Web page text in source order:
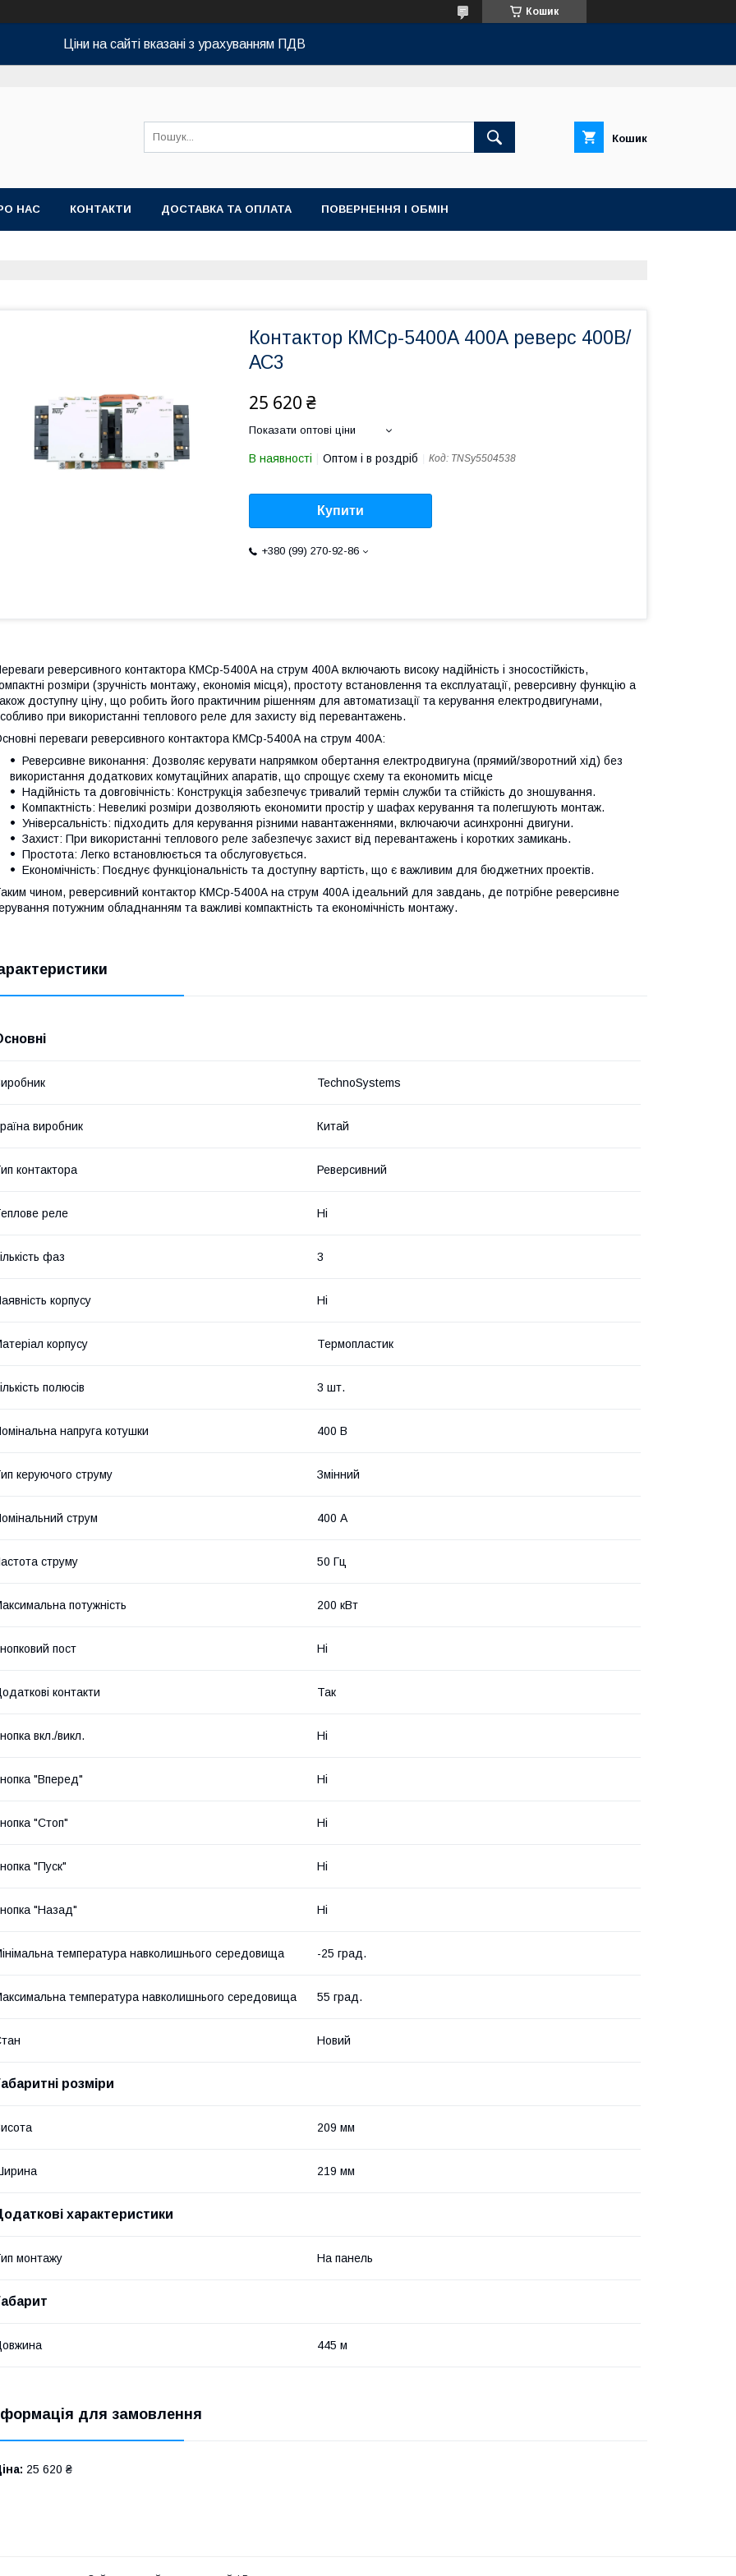
Кошик
Ціни на сайті вказані з урахуванням ПДВ
Кошик
НАС КОНТАКТИ ДОСТАВКА ТА ОПЛАТА ПОВЕРНЕННЯ І ОБМІН
Контактор КМСр-5400А 400А реверс 400В/
АС3
25 620 ₴
Показати оптові ціни
В наявності Оптом і в роздріб Код: TNSy5504538
Купити
+380 (99) 270-92-86
реверсивного контактора КМСр-5400А на струм 400А включають високу надійність і зносостійкість,
розміри (зручність монтажу, економія місця), простоту встановлення та експлуатації, реверсивну функцію а
доступну ціну, що робить його практичним рішенням для автоматизації та керування електродвигунами,
при використанні теплового реле для захисту від перевантажень.
переваги реверсивного контактора КМСр-5400А на струм 400А:
Реверсивне виконання: Дозволяє керувати напрямком обертання електродвигуна (прямий/зворотний хід) без
використання додаткових комутаційних апаратів, що спрощує схему та економить місце
Надійність та довговічність: Конструкція забезпечує тривалий термін служби та стійкість до зношування.
Компактність: Невеликі розміри дозволяють економити простір у шафах керування та полегшують монтаж.
Універсальність: підходить для керування різними навантаженнями, включаючи асинхронні двигуни.
Захист: При використанні теплового реле забезпечує захист від перевантажень і коротких замикань.
Простота: Легко встановлюється та обслуговується.
Економічність: Поєднує функціональність та доступну вартість, що є важливим для бюджетних проектів.
чином, реверсивний контактор КМСр-5400А на струм 400А ідеальний для завдань, де потрібне реверсивне
потужним обладнанням та важливі компактність та економічність монтажу.
TechnoSystems
виробник Китай
контактора Реверсивний
реле Ні
фаз 3
корпусу Ні
корпусу Термопластик
полюсів 3 шт.
напруга котушки 400 В
керуючого струму Змінний
струм 400 А
струму 50 Гц
потужність 200 кВт
пост Ні
контакти Так
вкл./викл. Ні
"Вперед" Ні
"Стоп" Ні
"Пуск" Ні
"Назад" Ні
температура навколишнього середовища -25 град.
температура навколишнього середовища 55 град.
Новий
розміри
209 мм
219 мм
характеристики
монтажу На панель
445 м
для замовлення
25 620 ₴